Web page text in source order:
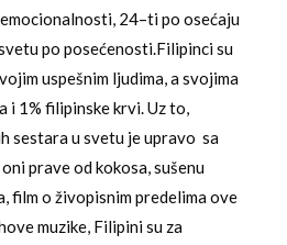
24–ti po osećaju
po posećenosti.Filipinci su
uspešnim ljudima, a svojima
i 1% filipinske krvi. Uz to,
sestara u svetu je upravo sa
prave od kokosa, sušenu
film o živopisnim predelima ove
muzike, Filipini su za